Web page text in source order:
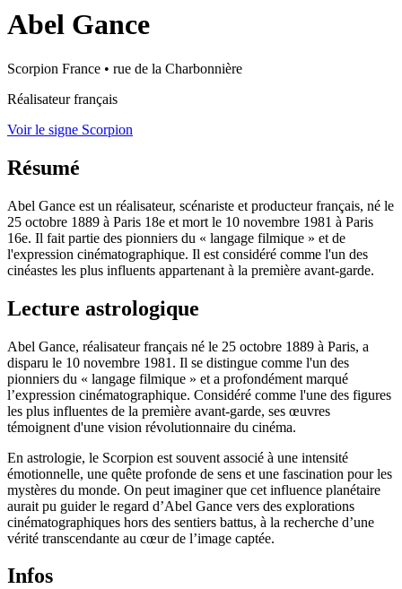
Abel Gance
Scorpion France • rue de la Charbonnière
Réalisateur français
Voir le signe Scorpion
Résumé
Abel Gance est un réalisateur, scénariste et producteur français, né le
25 octobre 1889 à Paris 18e et mort le 10 novembre 1981 à Paris
16e. Il fait partie des pionniers du « langage filmique » et de
l'expression cinématographique. Il est considéré comme l'un des
cinéastes les plus influents appartenant à la première avant-garde.
Lecture astrologique
Abel Gance, réalisateur français né le 25 octobre 1889 à Paris, a
disparu le 10 novembre 1981. Il se distingue comme l'un des
pionniers du « langage filmique » et a profondément marqué
l’expression cinématographique. Considéré comme l'une des figures
les plus influentes de la première avant-garde, ses œuvres
témoignent d'une vision révolutionnaire du cinéma.
En astrologie, le Scorpion est souvent associé à une intensité
émotionnelle, une quête profonde de sens et une fascination pour les
mystères du monde. On peut imaginer que cet influence planétaire
aurait pu guider le regard d’Abel Gance vers des explorations
cinématographiques hors des sentiers battus, à la recherche d’une
vérité transcendante au cœur de l’image captée.
Infos